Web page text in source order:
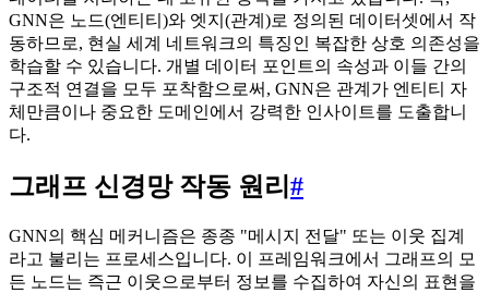
GNN은 노드(엔티티)와 엣지(관계)로 정의된 데이터셋에서 작
동하므로, 현실 세계 네트워크의 특징인 복잡한 상호 의존성을
학습할 수 있습니다. 개별 데이터 포인트의 속성과 이들 간의
구조적 연결을 모두 포착함으로써, GNN은 관계가 엔티티 자
체만큼이나 중요한 도메인에서 강력한 인사이트를 도출합니
다.
그래프 신경망 작동 원리 #
GNN의 핵심 메커니즘은 종종 "메시지 전달" 또는 이웃 집계
라고 불리는 프로세스입니다. 이 프레임워크에서 그래프의 모
든 노드는 즉근 이웃으로부터 정보를 수집하여 자신의 표현을